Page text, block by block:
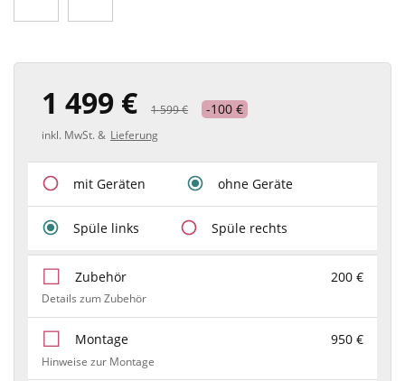
1 499 € 1 599 € -100 €
inkl. MwSt. & Lieferung
mit Geräten ohne Geräte
Spüle links Spüle rechts
Zubehör 200 €
Details zum Zubehör
Montage 950 €
Hinweise zur Montage